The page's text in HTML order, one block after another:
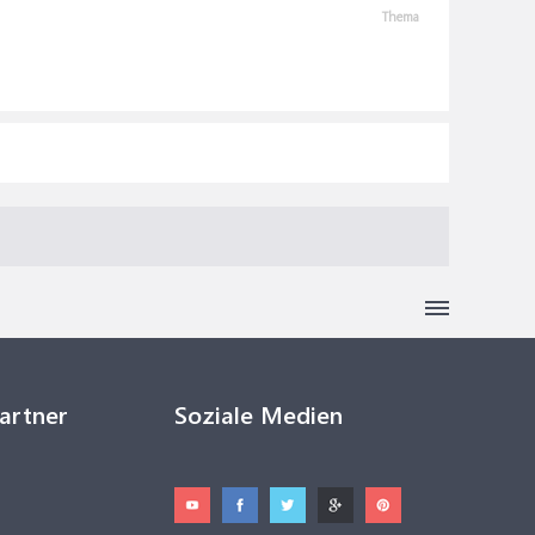
Thema
Soziale Medien